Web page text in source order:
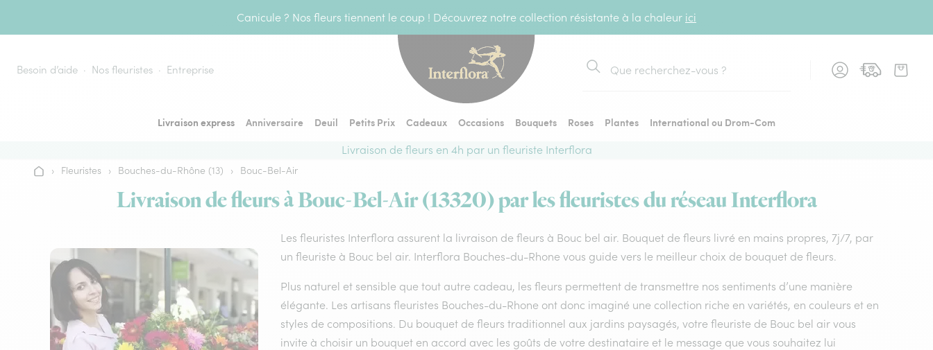
Canicule ? Nos fleurs tiennent le coup ! Découvrez notre collection résistante à la chaleur ici
Besoin d’aide Nos fleuristes Entreprise
Rechercher
Livraison express Anniversaire Deuil Petits Prix Cadeaux Occasions Bouquets Roses Plantes
International ou Drom-Com
Livraison de fleurs en 4h par un fleuriste Interflora
Accueil
› Fleuristes › Bouches-du-Rhône (13) › Bouc-Bel-Air
Livraison de fleurs à Bouc-Bel-Air (13320) par les fleuristes du réseau Interflora
Les fleuristes Interflora assurent la livraison de fleurs à Bouc bel air. Bouquet de fleurs livré en mains propres, 7j/7, par
un fleuriste à Bouc bel air. Interflora Bouches-du-Rhone vous guide vers le meilleur choix de bouquet de fleurs.
Plus naturel et sensible que tout autre cadeau, les fleurs permettent de transmettre nos sentiments d’une manière
élégante. Les artisans fleuristes Bouches-du-Rhone ont donc imaginé une collection riche en variétés, en couleurs et en
styles de compositions. Du bouquet de fleurs traditionnel aux jardins paysagés, votre fleuriste de Bouc bel air vous
invite à choisir un bouquet en accord avec les goûts de votre destinataire et le message que vous souhaitez lui